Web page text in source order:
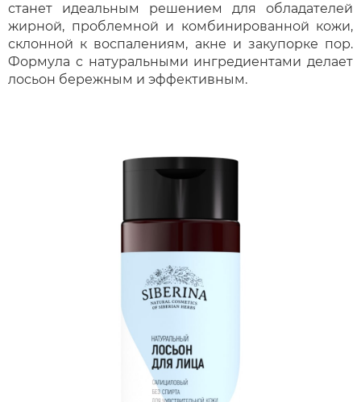
станет идеальным решением для обладателей
жирной, проблемной и комбинированной кожи,
склонной к воспалениям, акне и закупорке пор.
Формула с натуральными ингредиентами делает
лосьон бережным и эффективным.